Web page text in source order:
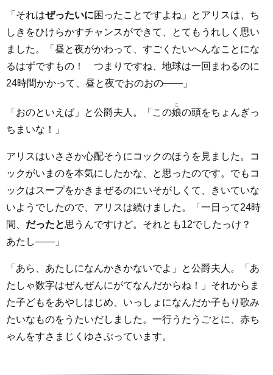
「それはぜったいに困ったことですよね」とアリスは、ち
しきをひけらかすチャンスができて、とてもうれしく思い
ました。「昼と夜がかわって、すごくたいへんなことにな
るはずですもの！ つまりですね、地球は一回まわるのに
24時間かかって、昼と夜でおのおの――」
「おのといえば」と公爵夫人。「この娘
こ
の頭をちょんぎっ
ちまいな！」
アリスはいささか心配そうにコックのほうを見ました。コ
ックがいまのを本気にしたかな、と思ったのです。でもコ
ックはスープをかきまぜるのにいそがしくて、きいていな
いようでしたので、アリスは続けました。「一日って24時
間、 だったと思うんですけど。それとも12でしたっけ？
あたし――」
「あら、あたしになんかきかないでよ」と公爵夫人。「あ
たしゃ数字はぜんぜんにがてなんだからね！」それからま
た子どもをあやしはじめ、いっしょになんだか子もり歌み
たいなものをうたいだしました。一行うたうごとに、赤ち
ゃんをすさまじくゆさぶっています。